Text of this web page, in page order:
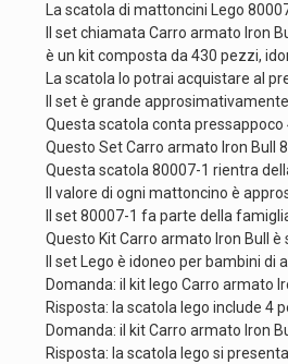
La scatola di mattoncini Lego
Il set chiamata Carro armato Iron
è un kit composta da 430 pezzi,
La scatola lo potrai acquistare al
Il set è grande
Questa scatola conta pressappoco
Questo Set Carro armato Iron Bull
Questa scatola 80007-1 rientra
Il valore di ogni mattoncino è
Il set 80007-1 fa parte della
Questo Kit Carro armato Iron Bull
Il set Lego è idoneo per bambini di
Domanda: il kit lego Carro armato
Risposta: la scatola lego include 4
Domanda: il kit Carro armato Iron
Risposta: la scatola lego si